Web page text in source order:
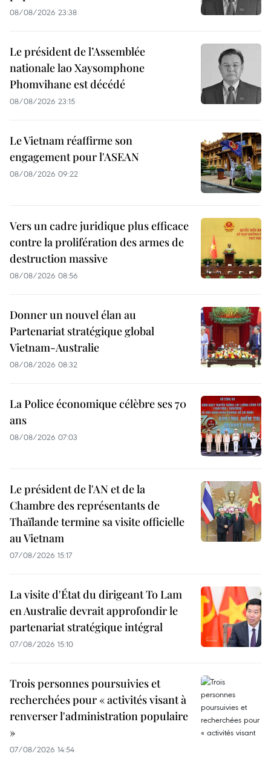
08/08/2026 23:38
Le président de l’Assemblée
nationale lao Xaysomphone
Phomvihane est décédé
08/08/2026 23:15
Le Vietnam réaffirme son
engagement pour l'ASEAN
08/08/2026 09:22
Vers un cadre juridique plus efficace
contre la prolifération des armes de
destruction massive
08/08/2026 08:56
Donner un nouvel élan au
Partenariat stratégique global
Vietnam-Australie
08/08/2026 08:32
La Police économique célèbre ses 70
ans
08/08/2026 07:03
Le président de l'AN et de la
Chambre des représentants de
Thaïlande termine sa visite officielle
au Vietnam
07/08/2026 15:17
La visite d'État du dirigeant To Lam
en Australie devrait approfondir le
partenariat stratégique intégral
07/08/2026 15:10
Trois personnes poursuivies et
recherchées pour « activités visant à
renverser l'administration populaire
»
07/08/2026 14:54